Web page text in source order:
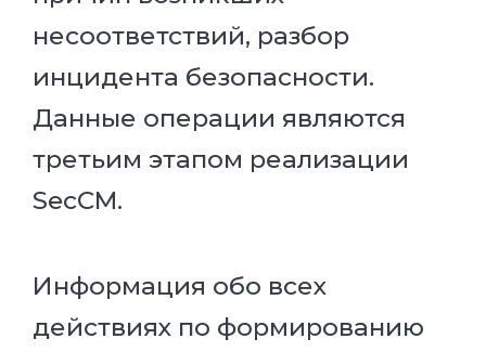
несоответствий, разбор
инцидента безопасности.
Данные операции являются
третьим этапом реализации
SecCM.
Информация обо всех
действиях по формированию